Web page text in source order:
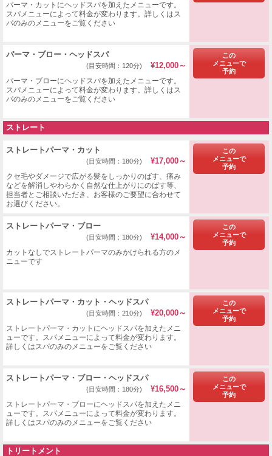
パーマ・カットにヘッドスパを加えたメニューです。
スパメニューによって料金が変わります。詳しくはス
パのみのメニューをご覧ください
パーマ・ブロー・ヘッドスパ
(目安時間：120分) ¥12,000～
パーマ・ブローにヘッドスパを加えたメニューです。
スパメニューによって料金が変わります。詳しくはス
パのみのメニューをご覧ください
この
メニューで
予約
ストレート
ストレートパーマ・カット
(目安時間：180分) ¥17,000～
クセ毛やダメージで広がる髪をしっかりのばす、痛み
などを解消しやわらかく自然な仕上がりにのばす等、
担当者とご相談いただき、お客様のご要望に合わせて
お選びください。
この
メニューで
予約
​ストレートパーマ・ブロー
(目安時間：180分) ¥14,000～
カットなしでストレートパーマのみかけられる方のメ
ニューです
この
メニューで
予約
ストレートパーマ・カット・ヘッドスパ
(目安時間：210分) ¥20,000～
ストレートパーマ・カットにヘッドスパを加えたメニ
ューです。スパメニューによって料金が変わります。
詳しくはスパのみのメニューをご覧ください
この
メニューで
予約
ストレートパーマ・ブロー・ヘッドスパ
(目安時間：180分) ¥16,500～
ストレートパーマ・ブローにヘッドスパを加えたメニ
ューです。スパメニューによって料金が変わります。
詳しくはスパのみのメニューをご覧ください
この
メニューで
予約
トリートメント